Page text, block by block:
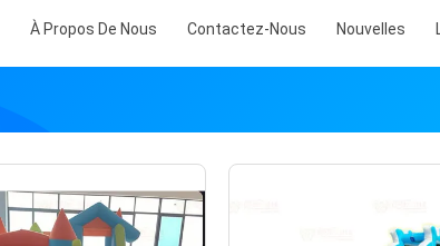
À Propos De Nous Contactez-Nous Nouvelles